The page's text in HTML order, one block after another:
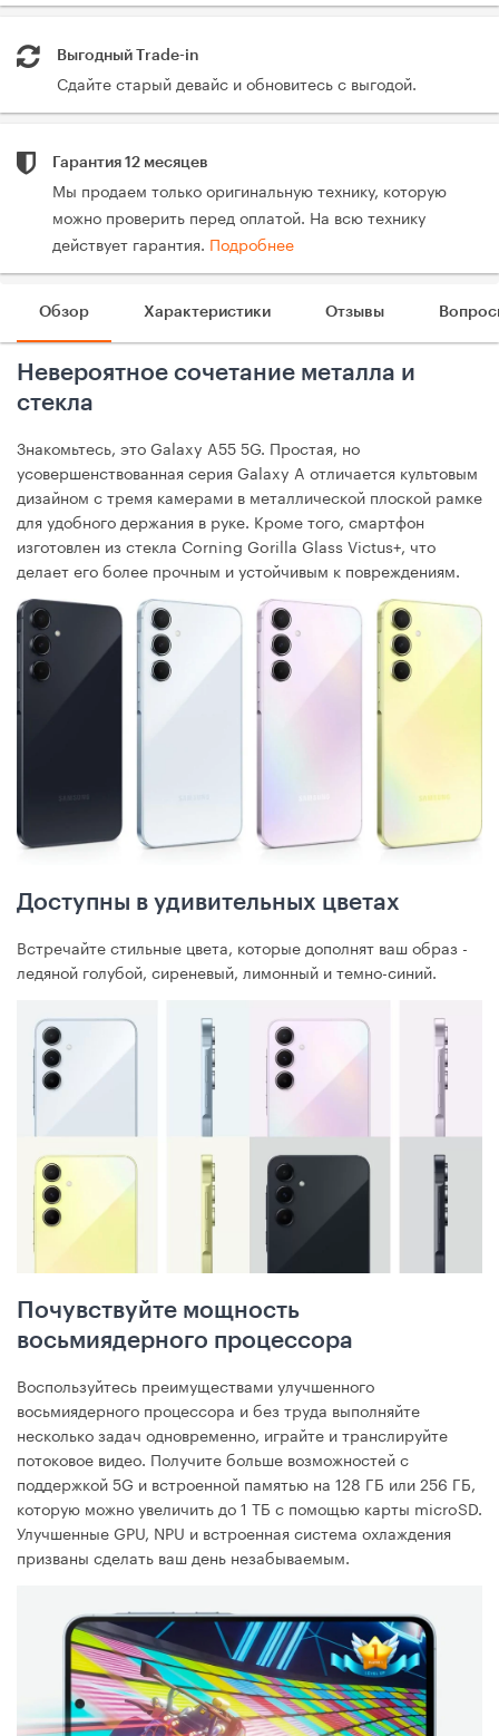
Выгодный Trade-in
Сдайте старый девайс и обновитесь с выгодой.
Гарантия 12 месяцев
Мы продаем только оригинальную технику, которую
можно проверить перед оплатой. На всю технику
действует гарантия. Подробнее
Обзор Характеристики Отзывы
Невероятное сочетание металла и
стекла
Знакомьтесь, это Galaxy A55 5G. Простая, но
усовершенствованная серия Galaxy A отличается культовым
дизайном с тремя камерами в металлической плоской рамке
для удобного держания в руке. Кроме того, смартфон
изготовлен из стекла Corning Gorilla Glass Victus+, что
делает его более прочным и устойчивым к повреждениям.
Доступны в удивительных цветах
Встречайте стильные цвета, которые дополнят ваш образ -
ледяной голубой, сиреневый, лимонный и темно-синий.
Почувствуйте мощность
восьмиядерного процессора
Воспользуйтесь преимуществами улучшенного
восьмиядерного процессора и без труда выполняйте
несколько задач одновременно, играйте и транслируйте
потоковое видео. Получите больше возможностей с
поддержкой 5G и встроенной памятью на 128 ГБ или 256 ГБ,
которую можно увеличить до 1 ТБ с помощью карты microSD.
Улучшенные GPU, NPU и встроенная система охлаждения
призваны сделать ваш день незабываемым.